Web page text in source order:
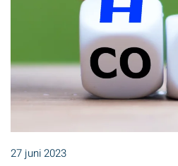
27 juni 2023